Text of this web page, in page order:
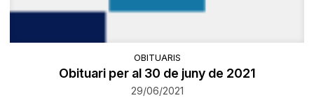
OBITUARIS
Obituari per al 30 de juny de 2021
29/06/2021